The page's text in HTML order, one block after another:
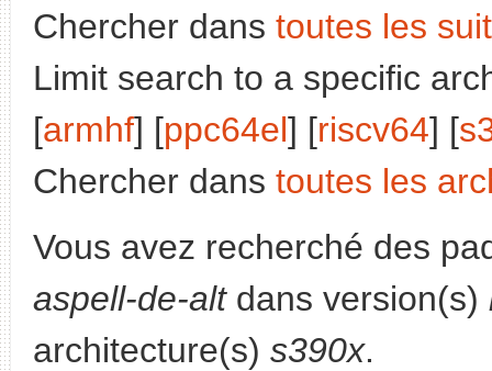
Chercher dans toutes les
Limit search to a specific
[armhf] [ppc64el] [riscv64] [
Chercher dans toutes les
Vous avez recherché des
aspell-de-altdans version(s)
architecture(s) s390x.